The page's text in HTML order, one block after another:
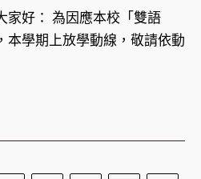
家好： 為因應本校「雙語
本學期上放學動線，敬請依動